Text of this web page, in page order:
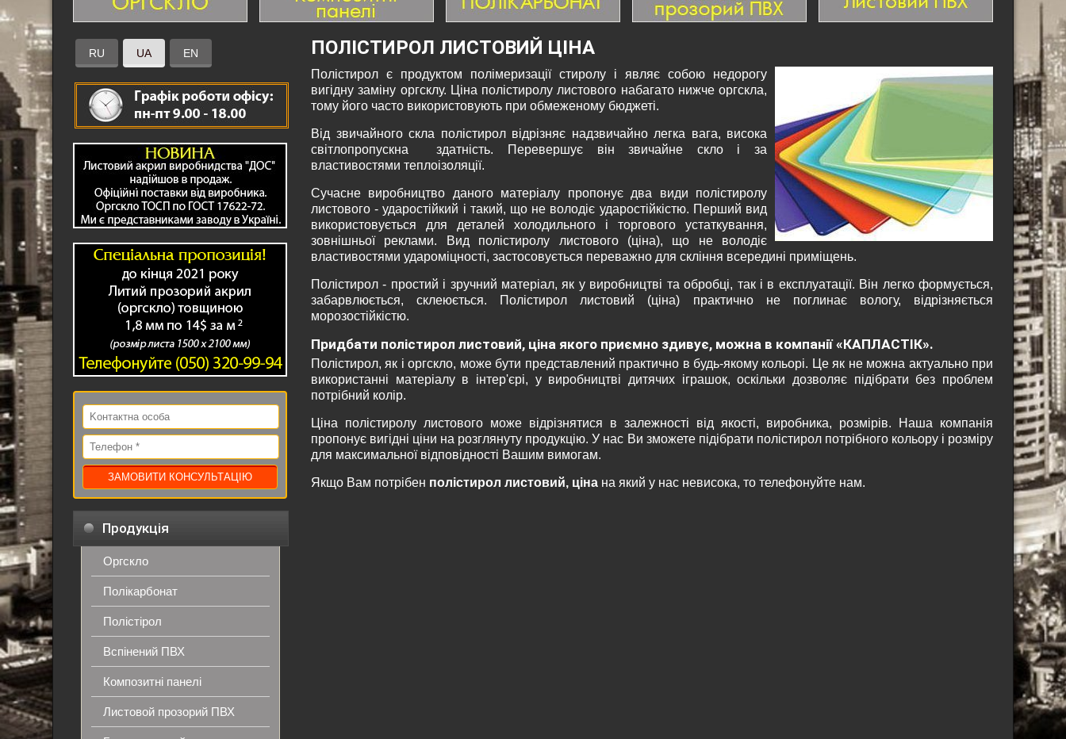
RU UA EN
Продукція
Оргскло
Полікарбонат
Полістірол
Вспінений ПВХ
Композитні панелі
Листовой прозорий ПВХ
ПОЛІСТИРОЛ ЛИСТОВИЙ ЦІНА
Полістирол є продуктом полімеризації стиролу і являє собою недорогу
вигідну заміну оргсклу. Ціна полістиролу листового набагато нижче оргскла,
тому його часто використовують при обмеженому бюджеті.
Від звичайного скла полістирол відрізняє надзвичайно легка вага, висока
світлопропускна здатність. Перевершує він звичайне скло і за
властивостями теплоізоляції.
Сучасне виробництво даного матеріалу пропонує два види полістиролу
листового - ударостійкий і такий, що не володіє ударостійкістю. Перший вид
використовується для деталей холодильного і торгового устаткування,
зовнішньої реклами. Вид полістиролу листового (ціна), що не володіє
властивостями удароміцності, застосовується переважно для скління всередині приміщень.
Полістирол - простий і зручний матеріал, як у виробництві та обробці, так і в експлуатації. Він легко формується,
забарвлюється, склеюється. Полістирол листовий (ціна) практично не поглинає вологу, відрізняється
морозостійкістю.
Придбати полістирол листовий, ціна якого приємно здивує, можна в компанії «КАПЛАСТІК».
Полістирол, як і оргскло, може бути представлений практично в будь-якому кольорі. Це як не можна актуально при
використанні матеріалу в інтер'єрі, у виробництві дитячих іграшок, оскільки дозволяє підібрати без проблем
потрібний колір.
Ціна полістиролу листового може відрізнятися в залежності від якості, виробника, розмірів. Наша компанія
пропонує вигідні ціни на розглянуту продукцію. У нас Ви зможете підібрати полістирол потрібного кольору і розміру
для максимальної відповідності Вашим вимогам.
Якщо Вам потрібен полістирол листовий, ціна на який у нас невисока, то телефонуйте нам.